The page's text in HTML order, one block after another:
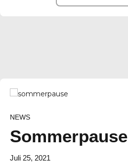
NEWS
Sommerpause
Juli 25, 2021